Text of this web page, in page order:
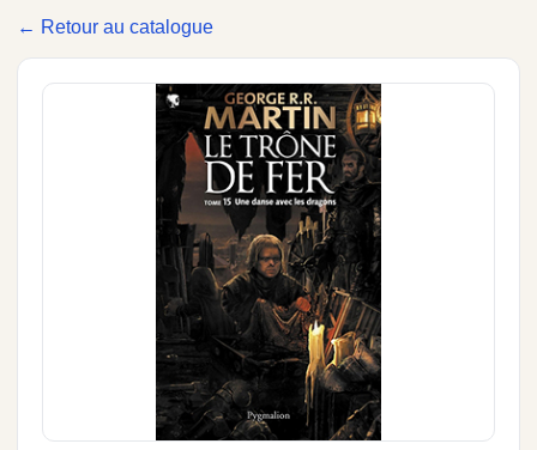
← Retour au catalogue